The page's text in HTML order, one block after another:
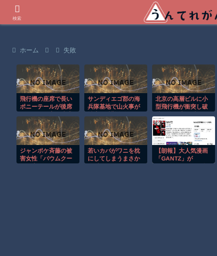
ホーム 失敗
飛行機の座席で長い
ポニーテールが後席
行為！！
サンディエゴ郡の海
兵隊基地で山火事が
北京の高層ビルに小
型飛行機が衝突し破
間！！
ジャンポケ斉藤の被
害女性「バウムクー
若いカバがワニを枕
にしてしまうまさか
【朗報】大人気漫画
「GANTZ」が
検索